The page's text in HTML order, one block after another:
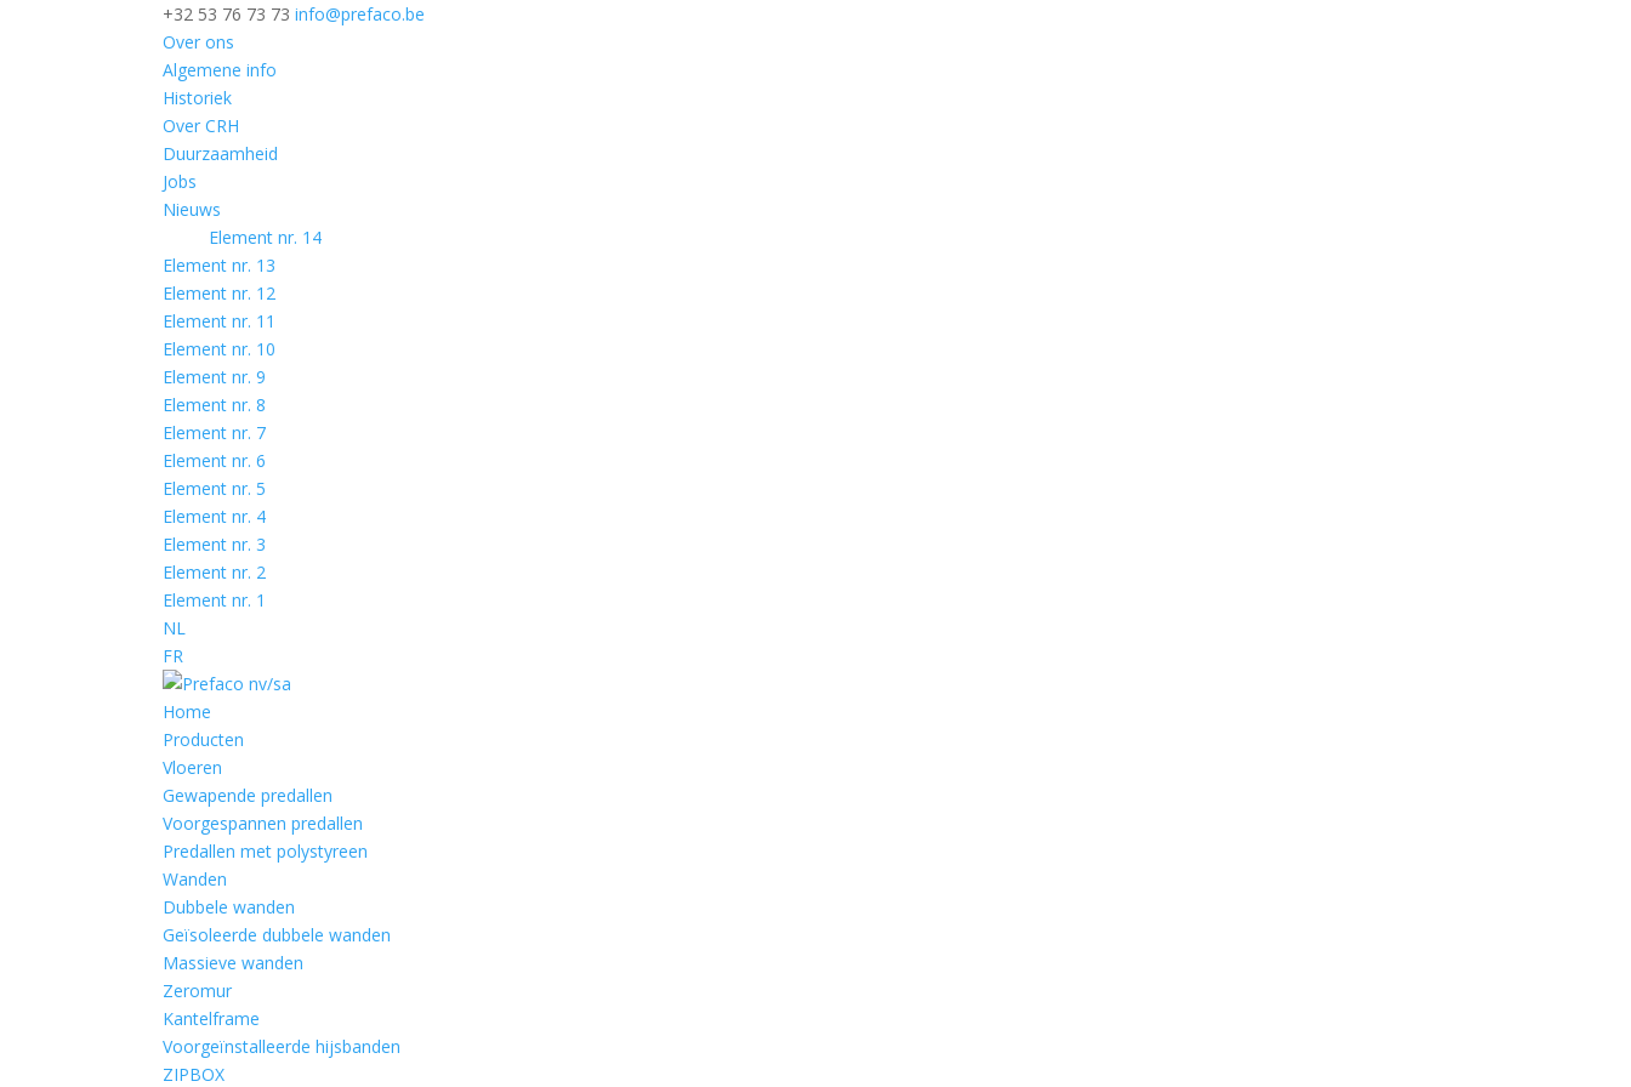
+32 53 76 73 73 info@prefaco.be
Over ons
Algemene info
Historiek
Over CRH
Duurzaamheid
Jobs
Nieuws
Element nr. 14
Element nr. 13
Element nr. 12
Element nr. 11
Element nr. 10
Element nr. 9
Element nr. 8
Element nr. 7
Element nr. 6
Element nr. 5
Element nr. 4
Element nr. 3
Element nr. 2
Element nr. 1
NL
FR
Home
Producten
Vloeren
Gewapende predallen
Voorgespannen predallen
Predallen met polystyreen
Wanden
Dubbele wanden
Geïsoleerde dubbele wanden
Massieve wanden
Zeromur
Kantelframe
Voorgeïnstalleerde hijsbanden
ZIPBOX